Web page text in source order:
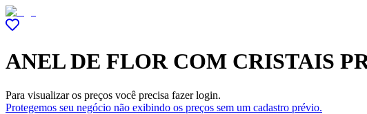
ANEL DE FLOR COM CRISTAIS
Para visualizar os preços você precisa fazer login.
Protegemos seu negócio não exibindo os preços sem um cadastro prévio.